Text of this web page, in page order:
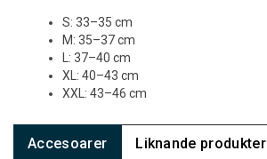
S: 33–35 cm
M: 35–37 cm
L: 37–40 cm
XL: 40–43 cm
XXL: 43–46 cm
Accesoarer Liknande produkter